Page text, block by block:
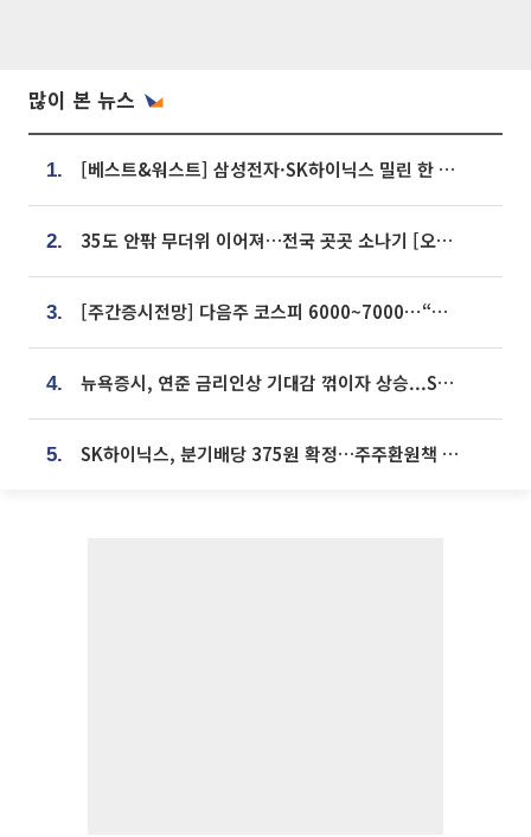
많이 본 뉴스
1. [베스트&워스트] 삼성전자·SK하이닉스 밀린 한 주…상상인증권은 85% 급등
2. 35도 안팎 무더위 이어져…전국 곳곳 소나기 [오늘 날씨]
3. [주간증시전망] 다음주 코스피 6000~7000⋯“外人 수급은 정책이 변수”
4. 뉴욕증시, 연준 금리인상 기대감 꺾이자 상승...S&P500 사상 최고치 [종합]
5. SK하이닉스, 분기배당 375원 확정…주주환원책 9월로 앞당겨 발표